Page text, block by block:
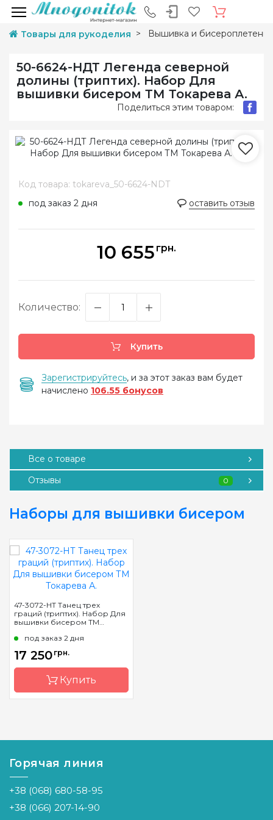
Товары для рукоделия Вышивка и
50-6624-НДТ Легенда северной
долины (триптих). Набор Для
вышивки бисером ТМ Токарева А.
Поделиться этим товаром:
Код товара: tokareva_50-6624-NDT
под заказ 2 дня
оставить отзыв
10 655 грн.
Количество:
Купить
Зарегистрируйтесь, и за этот заказ вам будет
начислено 106.55 бонусов
Все о товаре
Отзывы
0
Наборы для вышивки бисером
47-3072-НТ Танец трех
граций (триптих). Набор Для
вышивки бисером ТМ
под заказ 2 дня
17 250 грн.
Купить
А.
Страна-
производитель
Украина
Зашивка
полная
Материал
канва
Горячая линия
+38 (068) 680-58-95
+38 (066) 207-14-90